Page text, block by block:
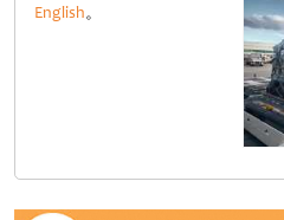
English。